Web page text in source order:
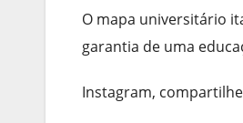
O mapa universitário
garantia de uma
Instagram,